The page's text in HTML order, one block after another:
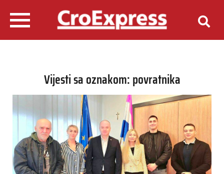
Vijesti sa oznakom: povratnika